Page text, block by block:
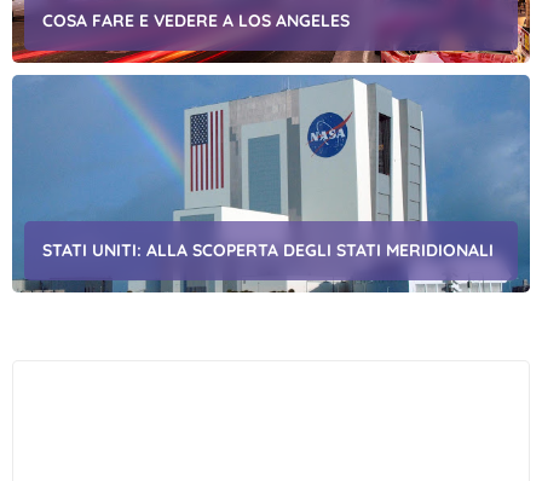
COSA FARE E VEDERE A LOS ANGELES
STATI UNITI: ALLA SCOPERTA DEGLI STATI MERIDIONALI